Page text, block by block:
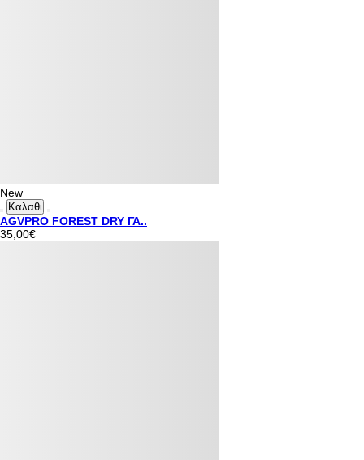
New
Καλαθι
AGVPRO FOREST DRY ΓΑ..
35,00€